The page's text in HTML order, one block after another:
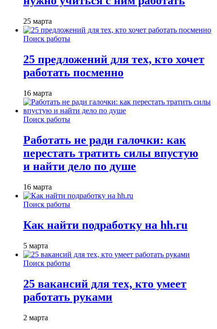
25 марта
Поиск работы
25 предложений для тех, кто хочет
работать посменно
16 марта
Поиск работы
Работать не ради галочки: как
перестать тратить силы впустую
и найти дело по душе
16 марта
Поиск работы
Как найти подработку на hh.ru
5 марта
Поиск работы
25 вакансий для тех, кто умеет
работать руками
2 марта